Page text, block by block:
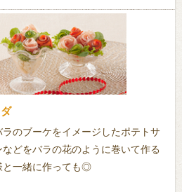
のブーケをイメージしたポテトサ
どをバラの花のように巻いて作る
と一緒に作っても◎